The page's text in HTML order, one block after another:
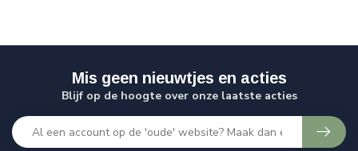
Mis geen nieuwtjes en acties
Blijf op de hoogte over onze laatste acties